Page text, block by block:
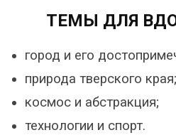
ТЕМЫ ДЛЯ
город и его
природа тверского края;
космос и абстракция;
технологии и спорт.